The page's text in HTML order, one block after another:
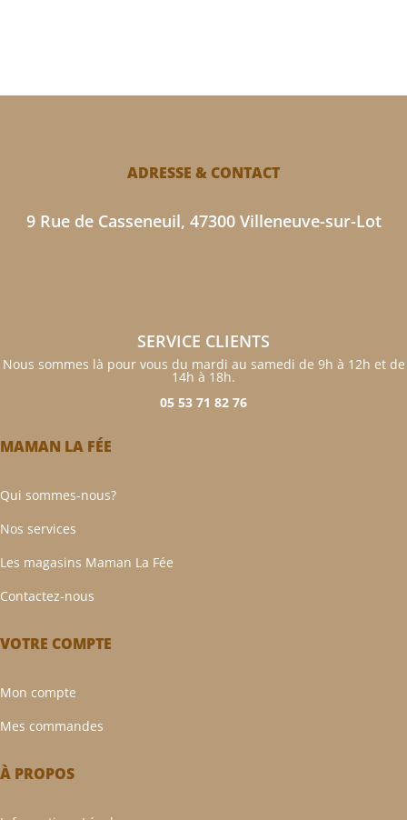
ADRESSE & CONTACT
9 Rue de Casseneuil, 47300 Villeneuve-sur-Lot
SERVICE CLIENTS
Nous sommes là pour vous du mardi au samedi de 9h à 12h et de
14h à 18h.
05 53 71 82 76
MAMAN LA FÉE
Qui sommes-nous?
Nos services
Les magasins Maman La Fée
Contactez-nous
VOTRE COMPTE
Mon compte
Mes commandes
À PROPOS